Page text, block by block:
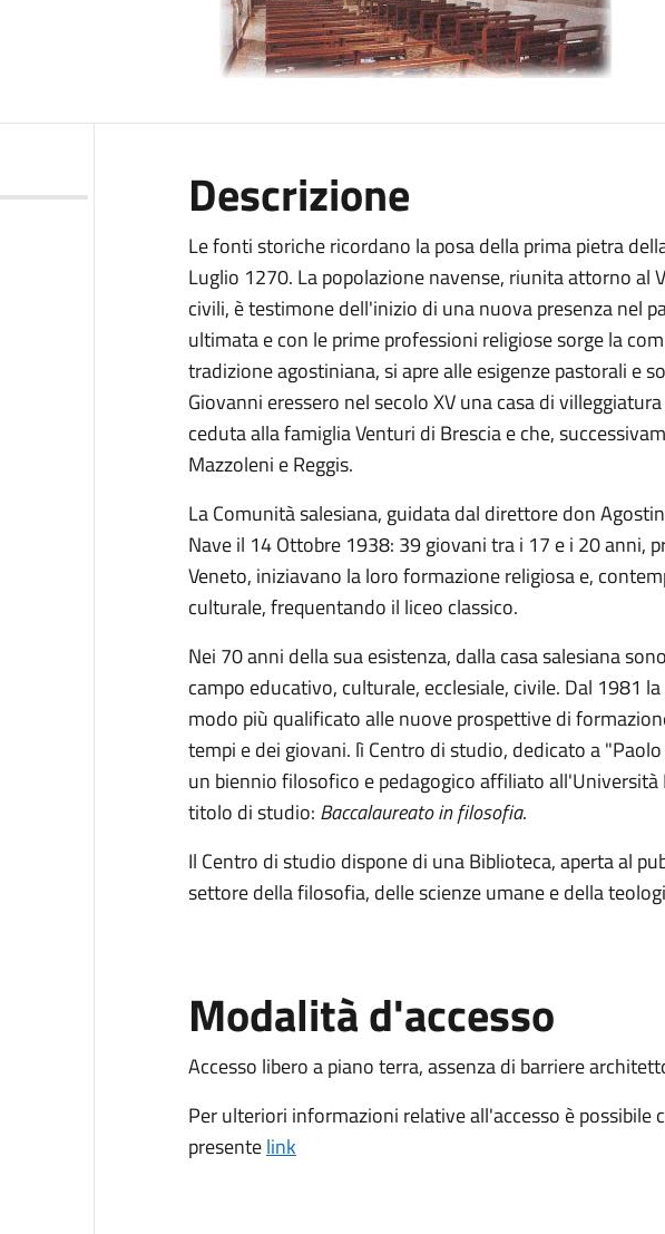
Descrizione
Le fonti storiche ricordano la posa della prima pietra
Luglio 1270. La popolazione navense, riunita attorno al
civili, è testimone dell'inizio di una nuova presenza nel
ultimata e con le prime professioni religiose sorge la
tradizione agostiniana, si apre alle esigenze pastorali e
Giovanni eressero nel secolo XV una casa di
ceduta alla famiglia Venturi di Brescia e che,
Mazzoleni e Reggis.
La Comunità salesiana, guidata dal direttore don
Nave il 14 Ottobre 1938: 39 giovani tra i 17 e i 20 anni,
Veneto, iniziavano la loro formazione religiosa e,
culturale, frequentando il liceo classico.
Nei 70 anni della sua esistenza, dalla casa salesiana
campo educativo, culturale, ecclesiale, civile. Dal 1981
modo più qualificato alle nuove prospettive di
tempi e dei giovani. lì Centro di studio, dedicato a
un biennio filosofico e pedagogico affiliato
titolo di studio: Baccalaureato in filosofia.
Il Centro di studio dispone di una Biblioteca, aperta al
settore della filosofia, delle scienze umane e della
Modalità d'accesso
Accesso libero a piano terra, assenza di barriere
Per ulteriori informazioni relative all'accesso è
presentelink